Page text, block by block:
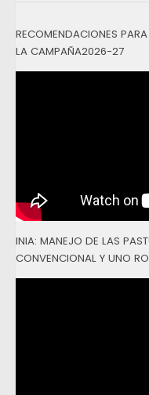
RECOMENDACIONES
LA CAMPAÑA2026-27
INIA: MANEJO DE LAS
CONVENCIONAL Y UNO